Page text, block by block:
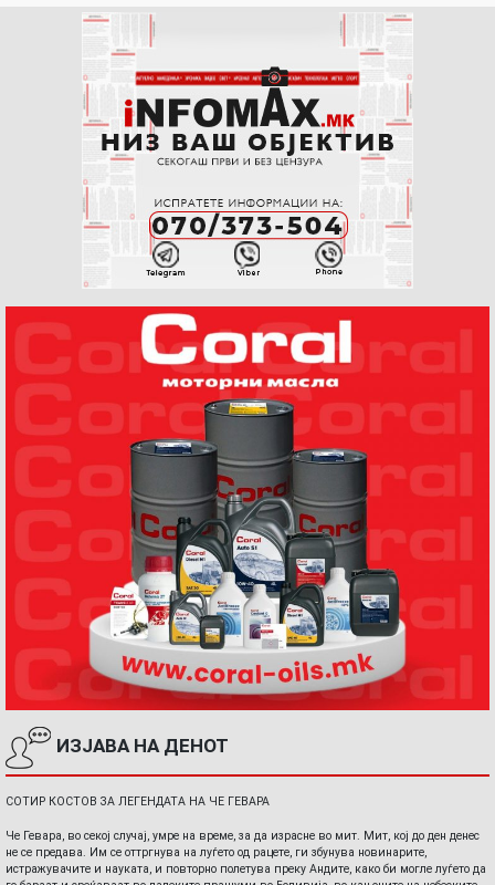
ИЗЈАВА НА ДЕНОТ
СОТИР КОСТОВ ЗА ЛЕГЕНДАТА НА ЧЕ ГЕВАРА
Че Гевара, во секој случај, умре на време, за да израсне во мит. Мит, кој до ден денес
не се предава. Им се оттргнува на луѓето од рацете, ги збунува новинарите,
истражувачите и науката, и повторно полетува преку Андите, како би могле луѓето да